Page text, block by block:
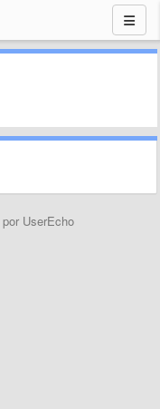
por UserEcho